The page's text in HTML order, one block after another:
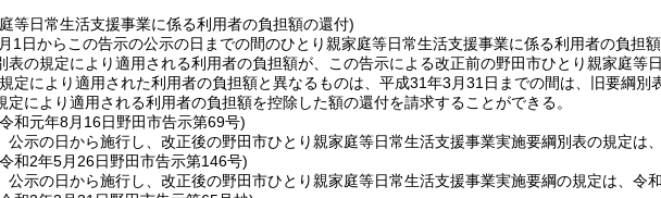
等日常生活支援事業に係る利用者の負担額の還付)
1日からこの告示の公示の日までの間のひとり親家庭等日常生活支援事業に係る利用者の負担
表の規定により適用される利用者の負担額が、この告示による改正前の野田市ひとり親家庭等
定により適用された利用者の負担額と異なるものは、平成31年3月31日までの間は、旧要綱
定により適用される利用者の負担額を控除した額の還付を請求することができる。
和元年8月16日野田市告示第69号)
公示の日から施行し、改正後の野田市ひとり親家庭等日常生活支援事業実施要綱別表の規定は
和2年5月26日野田市告示第146号)
公示の日から施行し、改正後の野田市ひとり親家庭等日常生活支援事業実施要綱の規定は、令